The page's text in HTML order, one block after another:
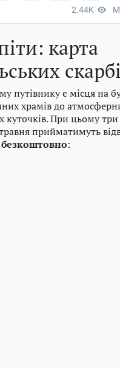
карта
путівнику є місця на
храмів до
куточків. При цьому три
прийматимуть
безкоштовно: